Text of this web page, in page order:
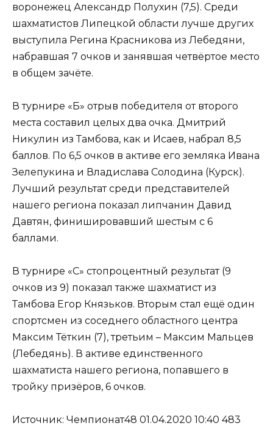
воронежец Александр Полухин (7,5). Среди
шахматистов Липецкой области лучше других
выступила Регина Красникова из Лебедяни,
набравшая 7 очков и занявшая четвёртое место
в общем зачёте.
В турнире «Б» отрыв победителя от второго
места составил целых два очка. Дмитрий
Никулин из Тамбова, как и Исаев, набрал 8,5
баллов. По 6,5 очков в активе его земляка Ивана
Зелепукина и Владислава Солодина (Курск).
Лучший результат среди представителей
нашего региона показал липчанин Давид
Давтян, финишировавший шестым с 6
баллами.
В турнире «С» стопроцентный результат (9
очков из 9) показал также шахматист из
Тамбова Егор Князьков. Вторым стал ещё один
спортсмен из соседнего областного центра
Максим Тёткин (7), третьим – Максим Мальцев
(Лебедянь). В активе единственного
шахматиста нашего региона, попавшего в
тройку призёров, 6 очков.
Источник: Чемпионат48 01.04.2020 10:40 483